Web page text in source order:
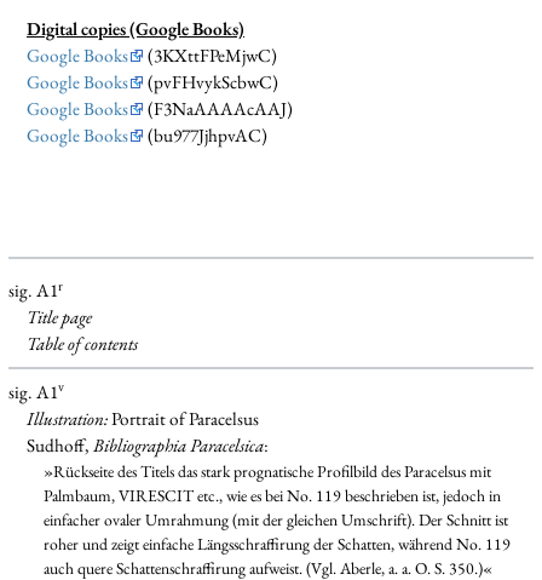
Digital copies (Google Books)
Google Books
(3KXttFPeMjwC)
Google Books
(pvFHvykScbwC)
Google Books
(F3NaAAAAcAAJ)
Google Books
(bu977JjhpvAC)
sig. A1r
Title page
Table of contents
sig. A1v
Illustration:Portrait of Paracelsus
Sudhoff,Bibliographia Paracelsica:
»Rückseite des Titels das stark prognatische Profilbild des Paracelsus mit
Palmbaum, VIRESCIT etc., wie es bei No. 119 beschrieben ist, jedoch in
einfacher ovaler Umrahmung (mit der gleichen Umschrift). Der Schnitt ist
roher und zeigt einfache Längsschraffirung der Schatten, während No. 119
auch quere Schattenschraffirung aufweist. (Vgl. Aberle, a. a. O. S. 350.)«